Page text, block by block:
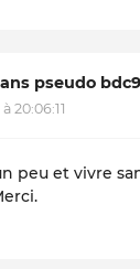
pseudo
20:06:11
peu et vivre